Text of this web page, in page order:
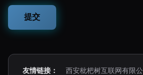
友情链接： 西安枇杷树互联网有限